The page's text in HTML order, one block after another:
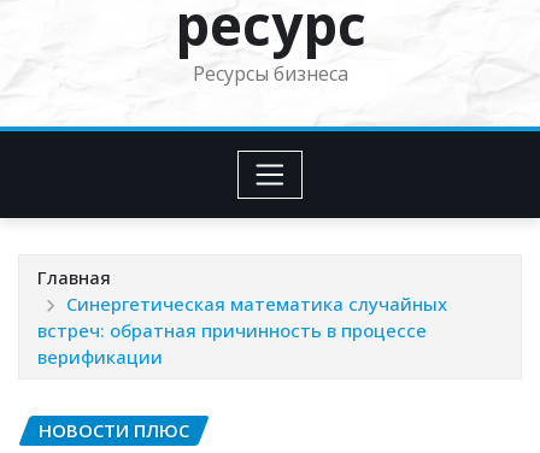
ресурс
Ресурсы бизнеса
Главная
Синергетическая математика случайных
встреч: обратная причинность в процессе
верификации
НОВОСТИ ПЛЮС